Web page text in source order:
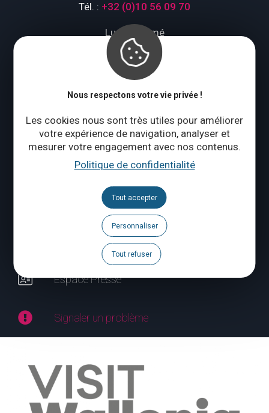
Nous respectons votre vie privée !
Les cookies nous sont très utiles pour améliorer
votre expérience de navigation, analyser et
mesurer votre engagement avec nos contenus.
Politique de confidentialité
Tout accepter
Personnaliser
Tout refuser
Tél. : +32 (0)10 56 09 70
Lundi : fermé
Mardi à jeudi : 09:00 – 17:00
Vendredi à dimanche : 10:00 – 18:00
CONTACTEZ-NOUS
Suivez-nous
Espace Pro
Espace Presse
Signaler un problème